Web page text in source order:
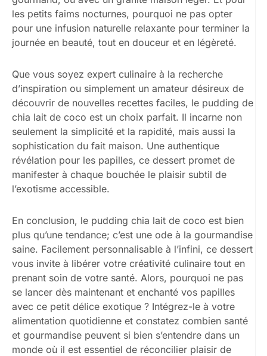
les petits faims nocturnes, pourquoi ne pas opter
pour une infusion naturelle relaxante pour terminer la
journée en beauté, tout en douceur et en légèreté.
Que vous soyez expert culinaire à la recherche
d’inspiration ou simplement un amateur désireux de
découvrir de nouvelles recettes faciles, le pudding de
chia lait de coco est un choix parfait. Il incarne non
seulement la simplicité et la rapidité, mais aussi la
sophistication du fait maison. Une authentique
révélation pour les papilles, ce dessert promet de
manifester à chaque bouchée le plaisir subtil de
l’exotisme accessible.
En conclusion, le pudding chia lait de coco est bien
plus qu’une tendance; c’est une ode à la gourmandise
saine. Facilement personnalisable à l’infini, ce dessert
vous invite à libérer votre créativité culinaire tout en
prenant soin de votre santé. Alors, pourquoi ne pas
se lancer dès maintenant et enchanté vos papilles
avec ce petit délice exotique ? Intégrez-le à votre
alimentation quotidienne et constatez combien santé
et gourmandise peuvent si bien s’entendre dans un
monde où il est essentiel de réconcilier plaisir de